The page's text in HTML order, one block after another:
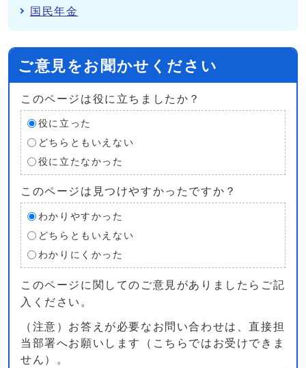
国民年金
ご意見をお聞かせください
このページは役に立ちましたか？
役に立った
どちらともいえない
役に立たなかった
このページは見つけやすかったですか？
わかりやすかった
どちらともいえない
わかりにくかった
このページに関してのご意見がありましたらご記
入ください。
（注意）お答えが必要なお問い合わせは、直接担
当部署へお願いします（こちらではお受けできま
せん）。